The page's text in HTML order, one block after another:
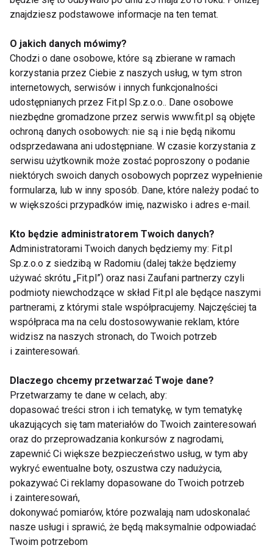
Taniec z gwiazdami
Nowy "Taniec z
Gwiazdami" od 7
marca w Polsacie
"Taniec z Gwiazdami "
powróci?
Maciej Jachowski o
zdrowiu, gotowaniu i
tańcu
Wiosną "Got to
Dance" z nową
prowadzącą!
Pokaż więcej
Tańce
Wytańcz kalorie! 3
rodzaje tańca, których
5 powodów, dla
znajdziesz podstawowe informacje na ten temat.
O jakich danych mówimy?
Chodzi o dane osobowe, które są zbierane w ramach
korzystania przez Ciebie z naszych usług, w tym stron
internetowych, serwisów i innych funkcjonalności
udostępnianych przez Fit.pl Sp.z.o.o.. Dane osobowe
niezbędne gromadzone przez serwis www.fit.pl są objęte
ochroną danych osobowych: nie są i nie będą nikomu
odsprzedawana ani udostępniane. W czasie korzystania z
serwisu użytkownik może zostać poproszony o podanie
niektórych swoich danych osobowych poprzez wypełnienie
formularza, lub w inny sposób. Dane, które należy podać to
w większości przypadków imię, nazwisko i adres e-mail.
Kto będzie administratorem Twoich danych?
Administratorami Twoich danych będziemy my: Fit.pl
Sp.z.o.o z siedzibą w Radomiu (dalej także będziemy
używać skrótu „Fit.pl”) oraz nasi Zaufani partnerzy czyli
podmioty niewchodzące w skład Fit.pl ale będące naszymi
partnerami, z którymi stale współpracujemy. Najczęściej ta
współpraca ma na celu dostosowywanie reklam, które
widzisz na naszych stronach, do Twoich potrzeb
i zainteresowań.
Dlaczego chcemy przetwarzać Twoje dane?
Przetwarzamy te dane w celach, aby:
dopasować treści stron i ich tematykę, w tym tematykę
ukazujących się tam materiałów do Twoich zainteresowań
oraz do przeprowadzania konkursów z nagrodami,
zapewnić Ci większe bezpieczeństwo usług, w tym aby
wykryć ewentualne boty, oszustwa czy nadużycia,
pokazywać Ci reklamy dopasowane do Twoich potrzeb
i zainteresowań,
dokonywać pomiarów, które pozwalają nam udoskonalać
nasze usługi i sprawić, że będą maksymalnie odpowiadać
Twoim potrzebom